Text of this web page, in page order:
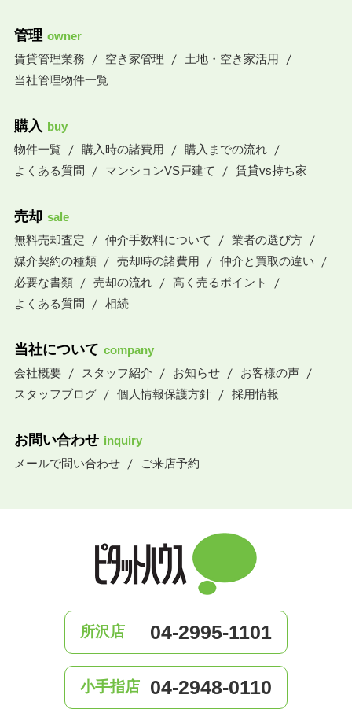
管理 owner
賃貸管理業務
空き家管理
土地・空き家活用
当社管理物件一覧
購入 buy
物件一覧
購入時の諸費用
購入までの流れ
よくある質問
マンションVS戸建て 賃貸vs持ち家
売却 sale
無料売却査定
仲介手数料について
業者の選び方
媒介契約の種類
売却時の諸費用
仲介と買取の違い
必要な書類
売却の流れ
高く売るポイント
よくある質問
相続
当社について company
会社概要
スタッフ紹介 お知らせ
お客様の声
スタッフブログ
個人情報保護方針 採用情報
お問い合わせ inquiry
メールで問い合わせ
ご来店予約
所沢店 04-2995-1101
小手指店 04-2948-0110